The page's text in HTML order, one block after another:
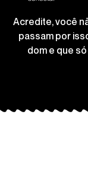
Acredite, você
passam por
dom e que